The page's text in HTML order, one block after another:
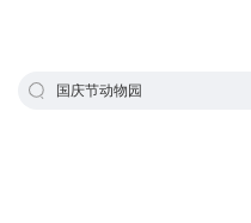
国庆节动物园